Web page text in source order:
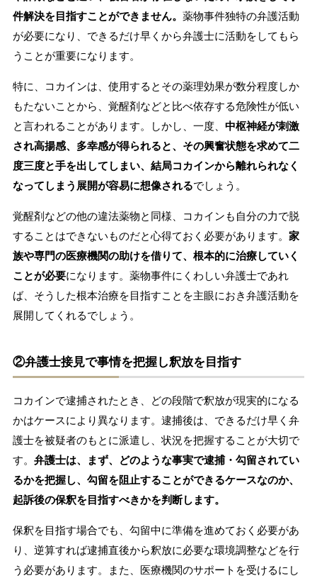
件解決を目指すことができません。 薬物事件独特の弁護活動
が必要になり、できるだけ早くから弁護士に活動をしてもら
うことが重要になります。
特に、コカインは、使用するとその薬理効果が数分程度しか
もたないことから、覚醒剤などと比べ依存する危険性が低い
と言われることがあります。しかし、一度、 中枢神経が刺激
され高揚感、多幸感が得られると、その興奮状態を求めて二
度三度と手を出してしまい、結局コカインから離れられなく
なってしまう展開が容易に想像されるでしょう。
覚醒剤などの他の違法薬物と同様、コカインも自分の力で脱
することはできないものだと心得ておく必要があります。 家
族や専門の医療機関の助けを借りて、根本的に治療していく
ことが必要になります。薬物事件にくわしい弁護士であれ
ば、そうした根本治療を目指すことを主眼におき弁護活動を
展開してくれるでしょう。
②弁護士接見で事情を把握し釈放を目指す
コカインで逮捕されたとき、どの段階で釈放が現実的になる
かはケースにより異なります。逮捕後は、できるだけ早く弁
護士を被疑者のもとに派遣し、状況を把握することが大切で
す。 弁護士は、まず、どのような事実で逮捕・勾留されてい
るかを把握し、勾留を阻止することができるケースなのか、
起訴後の保釈を目指すべきかを判断します。
保釈を目指す場合でも、勾留中に準備を進めておく必要があ
り、逆算すれば逮捕直後から釈放に必要な環境調整などを行
う必要があります。また、医療機関のサポートを受けるにし